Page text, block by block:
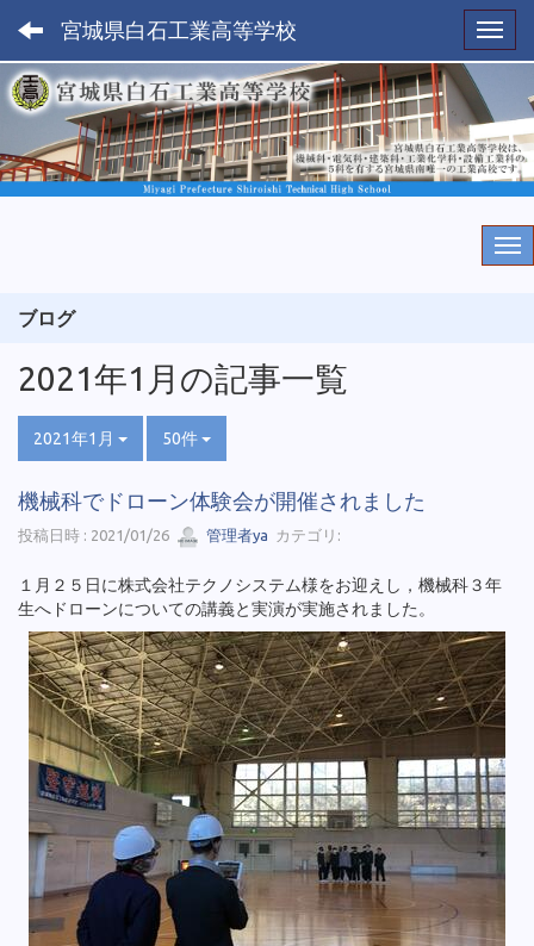
宮城県白石工業高等学校
ブログ
2021年1月の記事一覧
2021年1月 50件
機械科でドローン体験会が開催されました
投稿日時 : 2021/01/26 管理者ya カテゴリ:
１月２５日に株式会社テクノシステム様をお迎えし，機械科３年
生へドローンについての講義と実演が実施されました。